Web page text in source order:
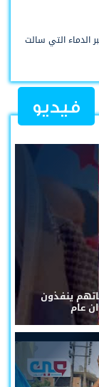
الدماء التي سالت
فيديو
ينفذون
عام